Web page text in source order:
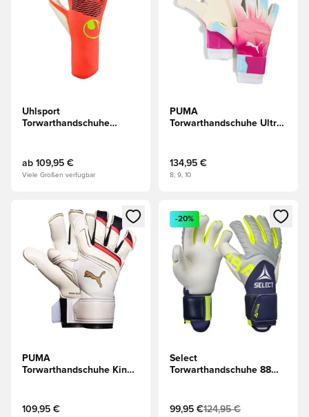
Uhlsport
Torwarthandschuhe
Rot/Weiß/Gelb
ab 109,95 €
Viele Größen verfügbar
PUMA
Torwarthandschuhe Ultra
134,95 €
8, 9, 10
Öffnet ein neues Fenster zum Anmelden oder Registrieren
PUMA
Torwarthandschuhe King
Mandel/Schwarz/Rot
109,95 €
Öffnet ein neues Fenster
-20%
Select
Torwarthandschuhe 88
99,95 €124,95 €